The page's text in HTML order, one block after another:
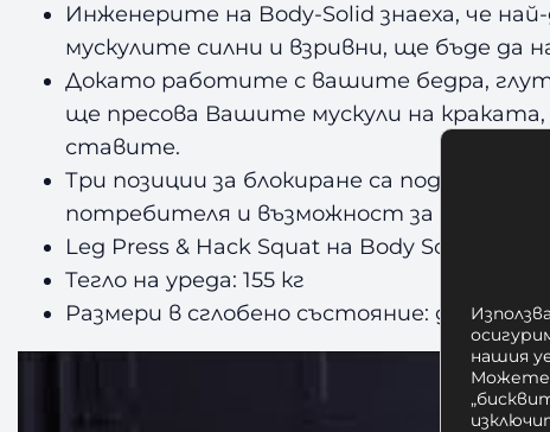
Инженерите на Body-Solid знаеха, че
мускулите силни и взривни, ще бъде
Докато работите с вашите бедра,
ще пресова Вашите мускули на
ставите.
Три позиции за блокиране са под
потребителя и възможност за
Leg Press & Hack Squat на Body Solid е
Тегло на уреда: 155 кг
Размери в сглобено състояние: д. 210,82 х
нашия
Можете